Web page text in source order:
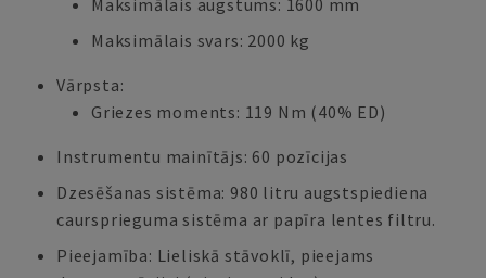
Maksimālais augstums: 1600 mm
Maksimālais svars: 2000 kg
Vārpsta:
Griezes moments: 119 Nm (40% ED)
Instrumentu mainītājs: 60 pozīcijas
Dzesēšanas sistēma: 980 litru augstspiediena
caursprieguma sistēma ar papīra lentes filtru.
Pieejamība: Lieliskā stāvoklī, pieejams